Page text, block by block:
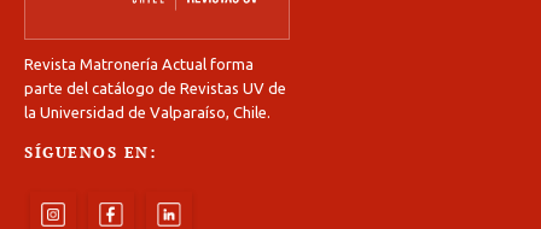
Revista Matronería Actual forma
parte del catálogo de Revistas UV de
la Universidad de Valparaíso, Chile.
SÍGUENOS EN: